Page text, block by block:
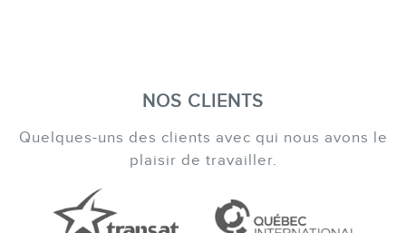
NOS CLIENTS
Quelques-uns des clients avec qui nous avons le
plaisir de travailler.